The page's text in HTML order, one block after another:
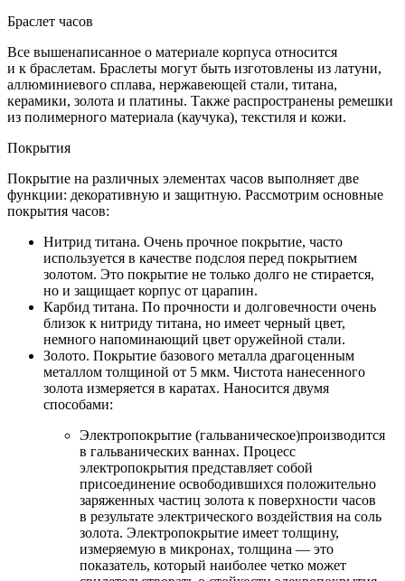
Браслет часов
Все вышенаписанное о материале корпуса относится
и к браслетам. Браслеты могут быть изготовлены из латуни,
аллюминиевого сплава, нержавеющей стали, титана,
керамики, золота и платины. Также распространены ремешки
из полимерного материала (каучука), текстиля и кожи.
Покрытия
Покрытие на различных элементах часов выполняет две
функции: декоративную и защитную. Рассмотрим основные
покрытия часов:
Нитрид титана. Очень прочное покрытие, часто
используется в качестве подслоя перед покрытием
золотом. Это покрытие не только долго не стирается,
но и защищает корпус от царапин.
Карбид титана. По прочности и долговечности очень
близок к нитриду титана, но имеет черный цвет,
немного напоминающий цвет оружейной стали.
Золото. Покрытие базового металла драгоценным
металлом толщиной от 5 мкм. Чистота нанесенного
золота измеряется в каратах. Наносится двумя
способами:
Электропокрытие (гальваническое)производится
в гальванических ваннах. Процесс
электропокрытия представляет собой
присоединение освободившихся положительно
заряженных частиц золота к поверхности часов
в результате электрического воздействия на соль
золота. Электропокрытие имеет толщину,
измеряемую в микронах, толщина — это
показатель, который наиболее четко может